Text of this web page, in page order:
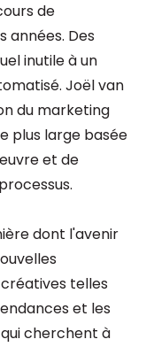
de
années. Des
inutile à un
Joël van
du marketing
plus large basée
et de
dont l'avenir
telles
et les
cherchent à